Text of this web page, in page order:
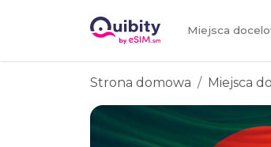
Miejsca
Strona domowa Miejsca